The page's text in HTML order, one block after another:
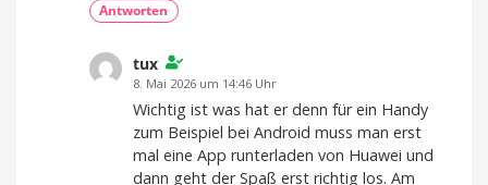
Antworten
tux
8. Mai 2026 um 14:46 Uhr
Wichtig ist was hat er denn für ein Handy
zum Beispiel bei Android muss man erst
mal eine App runterladen von Huawei und
dann geht der Spaß erst richtig los. Am